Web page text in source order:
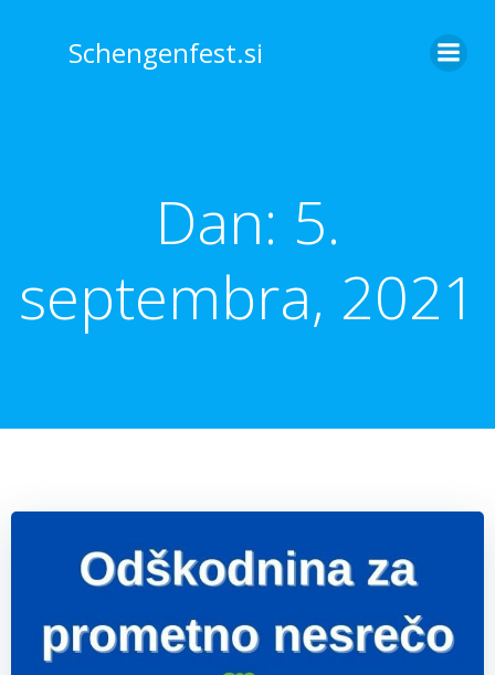
to
content
Schengenfest.si
Dan: 5.
septembra, 2021